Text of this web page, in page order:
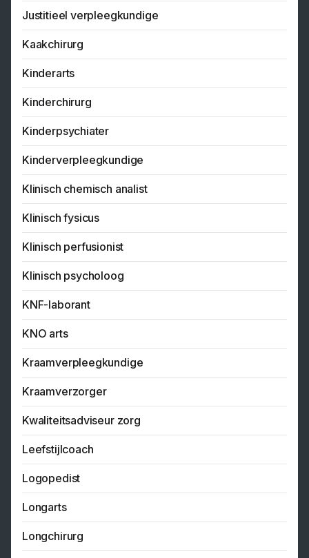
Justitieel verpleegkundige
Kaakchirurg
Kinderarts
Kinderchirurg
Kinderpsychiater
Kinderverpleegkundige
Klinisch chemisch analist
Klinisch fysicus
Klinisch perfusionist
Klinisch psycholoog
KNF-laborant
KNO arts
Kraamverpleegkundige
Kraamverzorger
Kwaliteitsadviseur zorg
Leefstijlcoach
Logopedist
Longarts
Longchirurg